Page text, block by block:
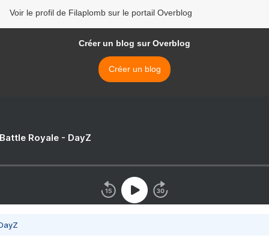
Voir le profil de Filaplomb sur le portail Overblog
Créer un blog sur Overblog
Créer un blog
Royale - DayZ